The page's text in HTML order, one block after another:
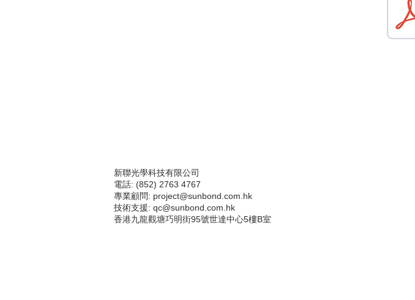
新聯光學科技有限公司
電話: (852) 2763 4767
專業顧問: project@sunbond.com.hk
技術支援: qc@sunbond.com.hk
香港九龍觀塘巧明街95號世達中心5樓B室